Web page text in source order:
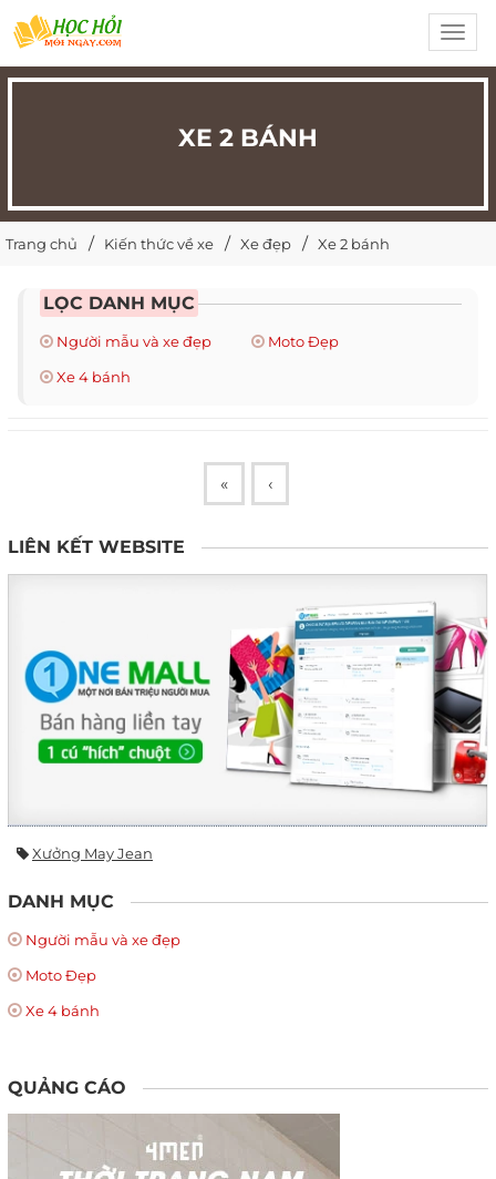
XE 2 BÁNH
Trang chủ Kiến thức về xe Xe đẹp Xe 2 bánh
LỌC DANH MỤC
Người mẫu và xe đẹp
Moto Đẹp
Xe 4 bánh
« ‹
LIÊN KẾT WEBSITE
Xưởng May Jean
DANH MỤC
Người mẫu và xe đẹp
Moto Đẹp
Xe 4 bánh
QUẢNG CÁO